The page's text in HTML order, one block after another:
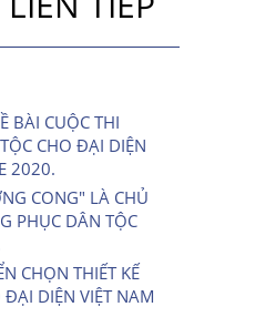
BÀI CUỘC THI
CHO ĐẠI DIỆN
2020.
CONG" LÀ CHỦ
PHỤC DÂN TỘC
CHỌN THIẾT KẾ
ĐẠI DIỆN VIỆT NAM